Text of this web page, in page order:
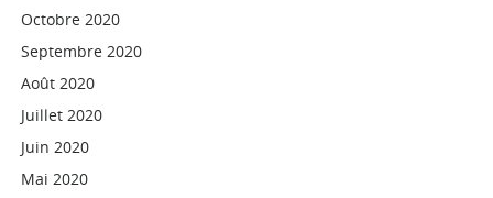
Octobre 2020
Septembre 2020
Août 2020
Juillet 2020
Juin 2020
Mai 2020